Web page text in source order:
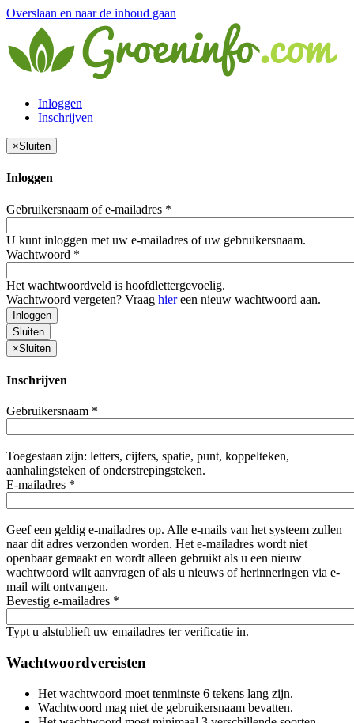
Overslaan en naar de inhoud gaan
Inloggen
Inschrijven
×Sluiten
Inloggen
Gebruikersnaam of e-mailadres *
U kunt inloggen met uw e-mailadres of uw gebruikersnaam.
Wachtwoord *
Het wachtwoordveld is hoofdlettergevoelig.
Wachtwoord vergeten? Vraag hiereen nieuw wachtwoord aan.
Inloggen
Sluiten
×Sluiten
Inschrijven
Gebruikersnaam *
Toegestaan zijn: letters, cijfers, spatie, punt, koppelteken,
aanhalingsteken of onderstrepingsteken.
E-mailadres *
Geef een geldig e-mailadres op. Alle e-mails van het systeem zullen
naar dit adres verzonden worden. Het e-mailadres wordt niet
openbaar gemaakt en wordt alleen gebruikt als u een nieuw
wachtwoord wilt aanvragen of als u nieuws of herinneringen via e-
mail wilt ontvangen.
Bevestig e-mailadres *
Typt u alstublieft uw emailadres ter verificatie in.
Wachtwoordvereisten
Het wachtwoord moet tenminste 6 tekens lang zijn.
Wachtwoord mag niet de gebruikersnaam bevatten.